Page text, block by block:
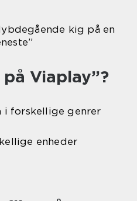
kig på en
Viaplay”?
i forskellige genrer
enheder